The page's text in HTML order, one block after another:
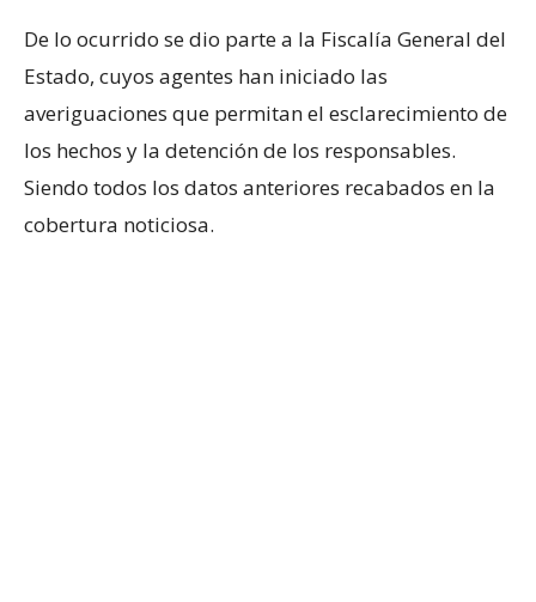
De lo ocurrido se dio parte a la Fiscalía General del
Estado, cuyos agentes han iniciado las
averiguaciones que permitan el esclarecimiento de
los hechos y la detención de los responsables.
Siendo todos los datos anteriores recabados en la
cobertura noticiosa.